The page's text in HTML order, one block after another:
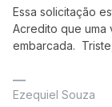
Essa solicitação
Acredito que uma
embarcada.
Ezequiel Souza